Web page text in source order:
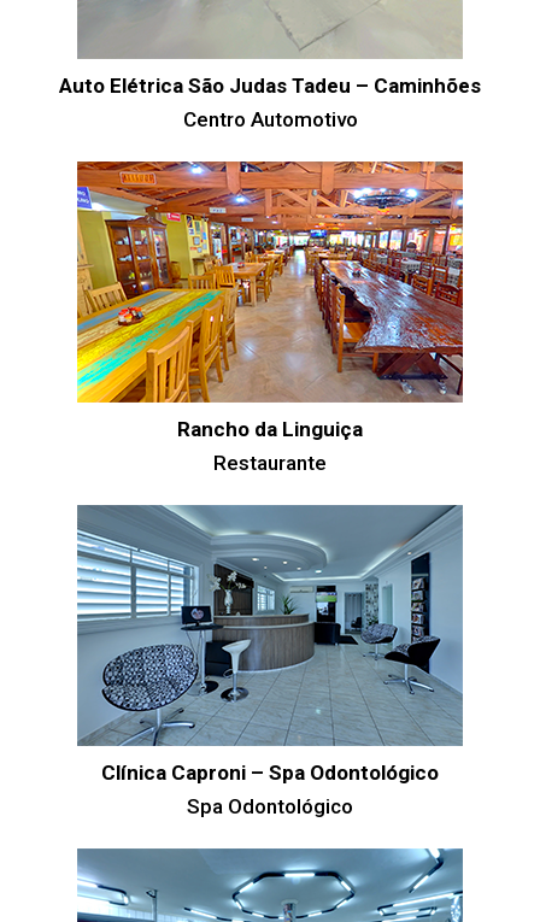
Auto Elétrica São Judas Tadeu – Caminhões
Centro Automotivo
Rancho da Linguiça
Restaurante
Clínica Caproni – Spa Odontológico
Spa Odontológico